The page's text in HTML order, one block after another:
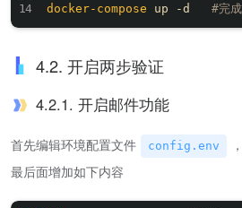
docker-compose up -d #完成
4.2. 开启两步验证
4.2.1. 开启邮件功能
首先编辑环境配置文件 config.env
最后面增加如下内容